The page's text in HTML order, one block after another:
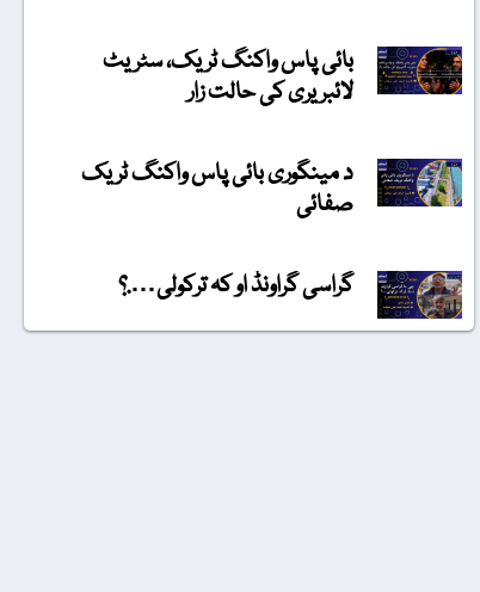
بائی پاس واکنگ ٹریک، سٹریٹ
لائبریری کی حالت زار
د مینگوری بائی پاس واکنگ ٹریک
صفائی
گراسی گراونڈ او کہ ترکولی….؟